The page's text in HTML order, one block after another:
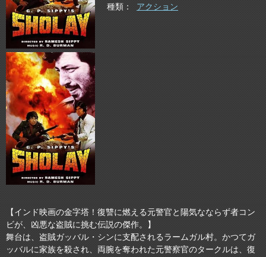
種類
アクション
【インド映画の金字塔！復讐に燃える元警官と陽気なならず者コン
ビが、凶悪な盗賊に挑む伝説の傑作。】
舞台は、盗賊ガッバル・シンに支配されるラームガル村。かつてガ
ッバルに家族を殺され、両腕を奪われた元警察官のタークルは、復